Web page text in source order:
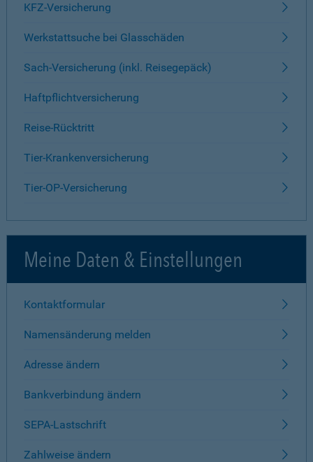
KFZ-Versicherung
Werkstattsuche bei Glasschäden
Sach-Versicherung (inkl. Reisegepäck)
Haftpflichtversicherung
Reise-Rücktritt
Tier-Krankenversicherung
Tier-OP-Versicherung
Meine Daten & Einstellungen
Kontaktformular
Namensänderung melden
Adresse ändern
Bankverbindung ändern
SEPA-Lastschrift
Zahlweise ändern